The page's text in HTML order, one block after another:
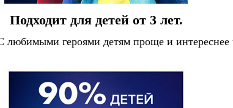
Подходит для детей от 3 лет.
героями детям проще и интереснее